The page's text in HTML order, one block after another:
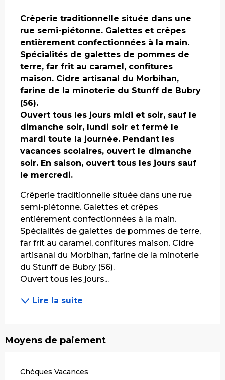
Crêperie traditionnelle située dans une
rue semi-piétonne. Galettes et crêpes
entièrement confectionnées à la main.
Spécialités de galettes de pommes de
terre, far frit au caramel, confitures
maison. Cidre artisanal du Morbihan,
farine de la minoterie du Stunff de Bubry
(56).
Ouvert tous les jours midi et soir, sauf le
dimanche soir, lundi soir et fermé le
mardi toute la journée. Pendant les
vacances scolaires, ouvert le dimanche
soir. En saison, ouvert tous les jours sauf
le mercredi.
Crêperie traditionnelle située dans une rue
semi-piétonne. Galettes et crêpes
entièrement confectionnées à la main.
Spécialités de galettes de pommes de terre,
far frit au caramel, confitures maison. Cidre
artisanal du Morbihan, farine de la minoterie
du Stunff de Bubry (56).
Ouvert tous les jours...
Lire la suite
Moyens de paiement
Chèques Vacances